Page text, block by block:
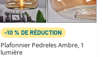
-10 % DE RÉDUCTION
Plafonnier Pedreles Ambre, 1
lumière